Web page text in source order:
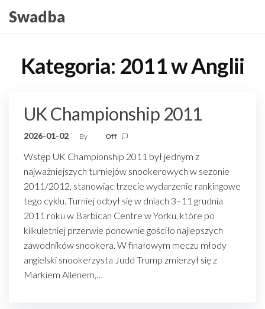
to
content
Swadba
Kategoria: 2011 w Anglii
UK Championship 2011
2026-01-02 By Off
Wstęp UK Championship 2011 był jednym z
najważniejszych turniejów snookerowych w sezonie
2011/2012, stanowiąc trzecie wydarzenie rankingowe
tego cyklu. Turniej odbył się w dniach 3–11 grudnia
2011 roku w Barbican Centre w Yorku, które po
kilkuletniej przerwie ponownie gościło najlepszych
zawodników snookera. W finałowym meczu młody
angielski snookerzysta Judd Trump zmierzył się z
Markiem Allenem,…